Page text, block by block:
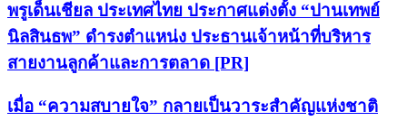
พรูเด็นเชียล ประเทศไทย ประกาศแต่งตั้ง “ปานเทพย์
นิลสินธพ” ดำรงตำแหน่ง ประธานเจ้าหน้าที่บริหาร
สายงานลูกค้าและการตลาด [PR]
เมื่อ “ความสบายใจ” กลายเป็นวาระสำคัญแห่งชาติ